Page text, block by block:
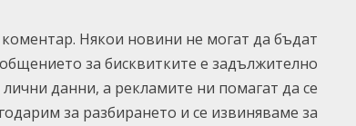
Някои новини не могат да бъдат
за бисквитките е задължително
данни, а рекламите ни помагат да се
за разбирането и се извиняваме за